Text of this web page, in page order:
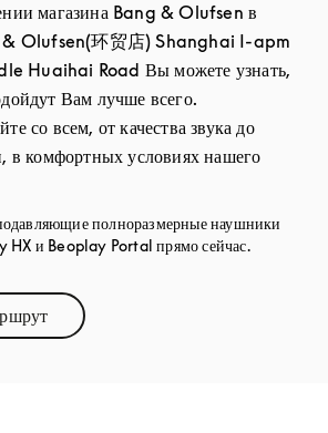
магазина Bang & Olufsen в
Olufsen(环贸店) Shanghai I-apm
Huaihai Road Вы можете узнать,
Вам лучше всего.
со всем, от качества звука до
в комфортных условиях нашего
полноразмерные наушники
и Beoplay Portal прямо сейчас.
in New Tab